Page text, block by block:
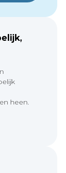
heen.